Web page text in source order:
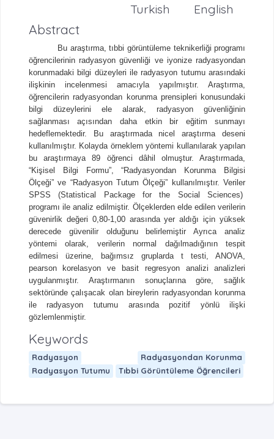
English
Turkish
Abstract
Bu araştırma, tıbbi görüntüleme teknikerliği programı
öğrencilerinin radyasyon güvenliği ve iyonize radyasyondan
korunmadaki bilgi düzeyleri ile radyasyon tutumu arasındaki
ilişkinin incelenmesi amacıyla yapılmıştır. Araştırma,
öğrencilerin radyasyondan korunma prensipleri konusundaki
bilgi düzeylerini ele alarak, radyasyon güvenliğinin
sağlanması açısından daha etkin bir eğitim sunmayı
hedeflemektedir. Bu araştırmada nicel araştırma deseni
kullanılmıştır. Kolayda örneklem yöntemi kullanılarak yapılan
bu araştırmaya 89 öğrenci dâhil olmuştur. Araştırmada,
“Kişisel Bilgi Formu”, “Radyasyondan Korunma Bilgisi
Ölçeği” ve “Radyasyon Tutum Ölçeği” kullanılmıştır. Veriler
SPSS (Statistical Package for the Social Sciences)
programı ile analiz edilmiştir. Ölçeklerden elde edilen verilerin
güvenirlik değeri 0,80-1,00 arasında yer aldığı için yüksek
derecede güvenilir olduğunu belirlemiştir Ayrıca analiz
yöntemi olarak, verilerin normal dağılmadığının tespit
edilmesi üzerine, bağımsız gruplarda t testi, ANOVA,
pearson korelasyon ve basit regresyon analizi analizleri
uygulanmıştır. Araştırmanın sonuçlarına göre, sağlık
sektöründe çalışacak olan bireylerin radyasyondan korunma
ile radyasyon tutumu arasında pozitif yönlü ilişki
gözlemlenmiştir.
Keywords
Radyasyon
Radyasyondan Korunma
Radyasyon Tutumu
Tıbbi Görüntüleme Öğrencileri